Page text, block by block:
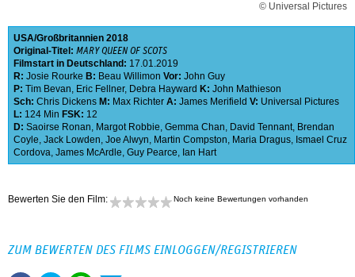
© Universal Pictures
USA Großbritannien 2018
Original-Titel: MARY QUEEN OF SCOTS
Filmstart in Deutschland: 17.01.2019
R: Josie Rourke B: Beau Willimon Vor: John Guy
P: Tim Bevan, Eric Fellner, Debra Hayward K: John Mathieson
Sch: Chris Dickens M: Max Richter A: James Merifield V: Universal Pictures
L: 124 Min FSK: 12
D: Saoirse Ronan, Margot Robbie, Gemma Chan, David Tennant, Brendan
Coyle, Jack Lowden, Joe Alwyn, Martin Compston, Maria Dragus, Ismael Cruz
Cordova, James McArdle, Guy Pearce, Ian Hart
Bewerten Sie den Film: Noch keine Bewertungen vorhanden
ZUM BEWERTEN DES FILMS EINLOGGEN/REGISTRIEREN